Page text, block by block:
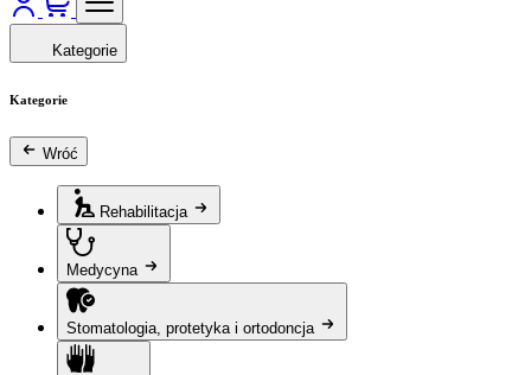
Kategorie
Kategorie
Wróć
Rehabilitacja
Medycyna
Stomatologia, protetyka i ortodoncja